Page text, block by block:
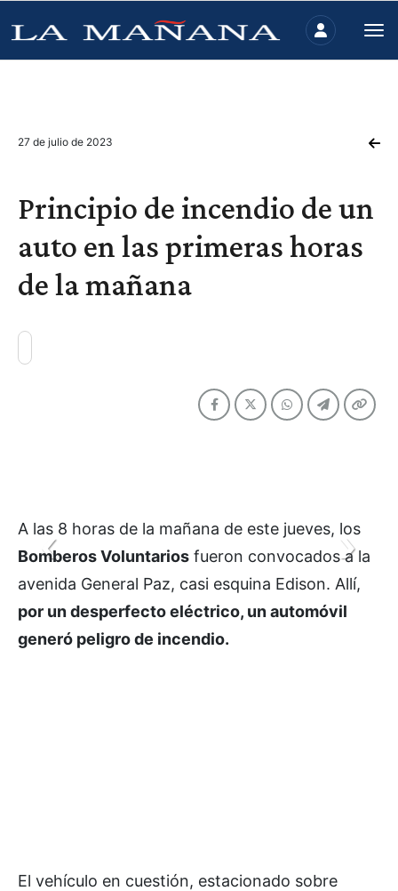
27 de julio de 2023
Principio de incendio de un
auto en las primeras horas
de la mañana
A las 8 horas de la mañana de este jueves, los
Bomberos Voluntarios fueron convocados a la
avenida General Paz, casi esquina Edison. Allí,
por un desperfecto eléctrico, un automóvil
generó peligro de incendio.
El vehículo en cuestión, estacionado sobre